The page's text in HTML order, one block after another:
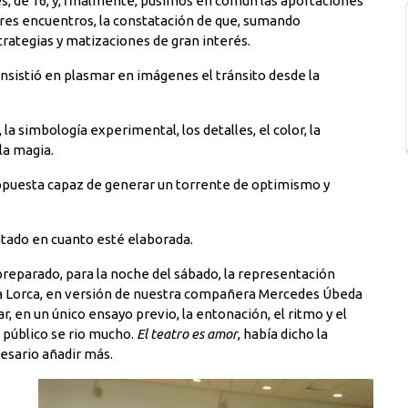
encuentros, la constatación de que, sumando
y matizaciones de gran interés.
en plasmar en imágenes el tránsito desde la
simbología experimental, los detalles, el color, la
magia.
capaz de generar un torrente de optimismo y
en cuanto esté elaborada.
para la noche del sábado, la representación
Lorca, en versión de nuestra compañera Mercedes Úbeda
en un único ensayo previo, la entonación, el ritmo y el
público se rio mucho. El teatro es amor, había dicho la
añadir más.